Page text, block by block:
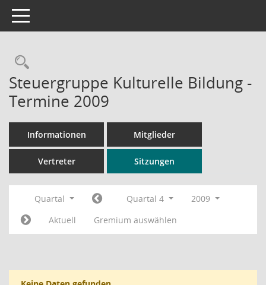
Toggle navigation
Rechercheauswahl
Steuergruppe Kulturelle Bildung -
Termine 2009
Informationen Mitglieder
Vertreter Sitzungen
Quartal Quartal 4
2009
Aktuell
Gremium auswählen